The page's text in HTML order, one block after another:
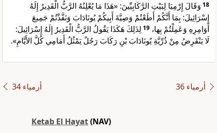
18 وَقَالَ إِرْمِيَا لِبَيْتِ الرَّكَابِيِّينَ: «هَذَا مَا يُعْلِنُهُ الرَّبُّ الْقَدِيرُ إِلَهُ
إِسْرَائِيلَ: بِمَا أَنَّكُمْ أَطَعْتُمْ وَصِيَّةَ أَبِيكُمْ يُونَادَابَ وَنَفَّذْتُمْ جَمِيعَ
أَوَامِرِهِ وَعَمِلْتُمْ بِها، 19 لِذَلِكَ هَكَذَا يَقُولُ الرَّبُّ الْقَدِيرُ إِلَهُ إِسْرَائِيلَ:
لَا يَنْقَرِضُ مِنْ ذُرِّيَّةِ يُونَادَابَ بْنِ رَكَابَ رَجُلٌ يَمْثُلُ أَمَامِي كُلَّ الأَيَّامِ».
ﺃﺭﻣﻴﺎء 34 ﺃﺭﻣﻴﺎء 36
Ketab El Hayat(NAV)